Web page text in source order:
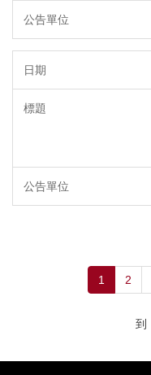
1 2
到